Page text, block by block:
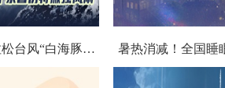
台风数字画像：马拉松台风“白海豚”将影响十余省份 暑热消减！全国睡